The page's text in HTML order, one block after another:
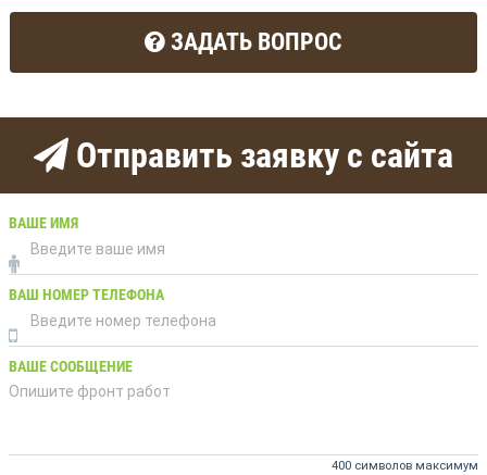
ЗАДАТЬ ВОПРОС
Отправить заявку с сайта
ВАШЕ ИМЯ
ВАШ НОМЕР ТЕЛЕФОНА
ВАШЕ СООБЩЕНИЕ
400 символов максимум